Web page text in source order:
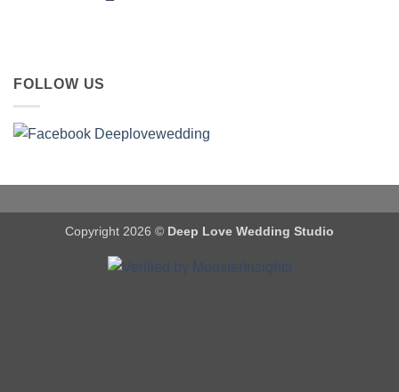
FOLLOW US
Copyright 2026 © Deep Love Wedding Studio